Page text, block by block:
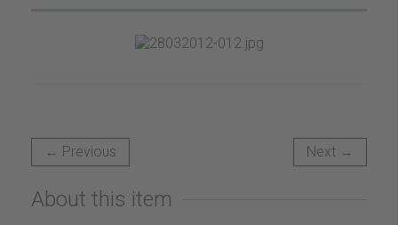
← Previous Next →
About this item